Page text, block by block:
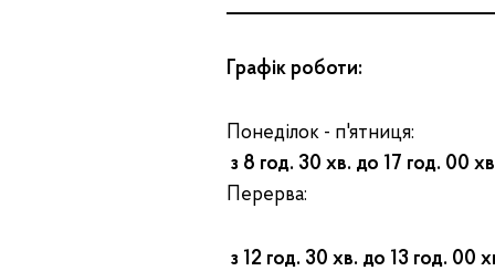
Г рафік роботи:
Понеділок - п'ятниця:
з 8 год. 30 хв. до 17 год. 00
Перерва:
з 12 год. 30 хв. до 13 год. 00